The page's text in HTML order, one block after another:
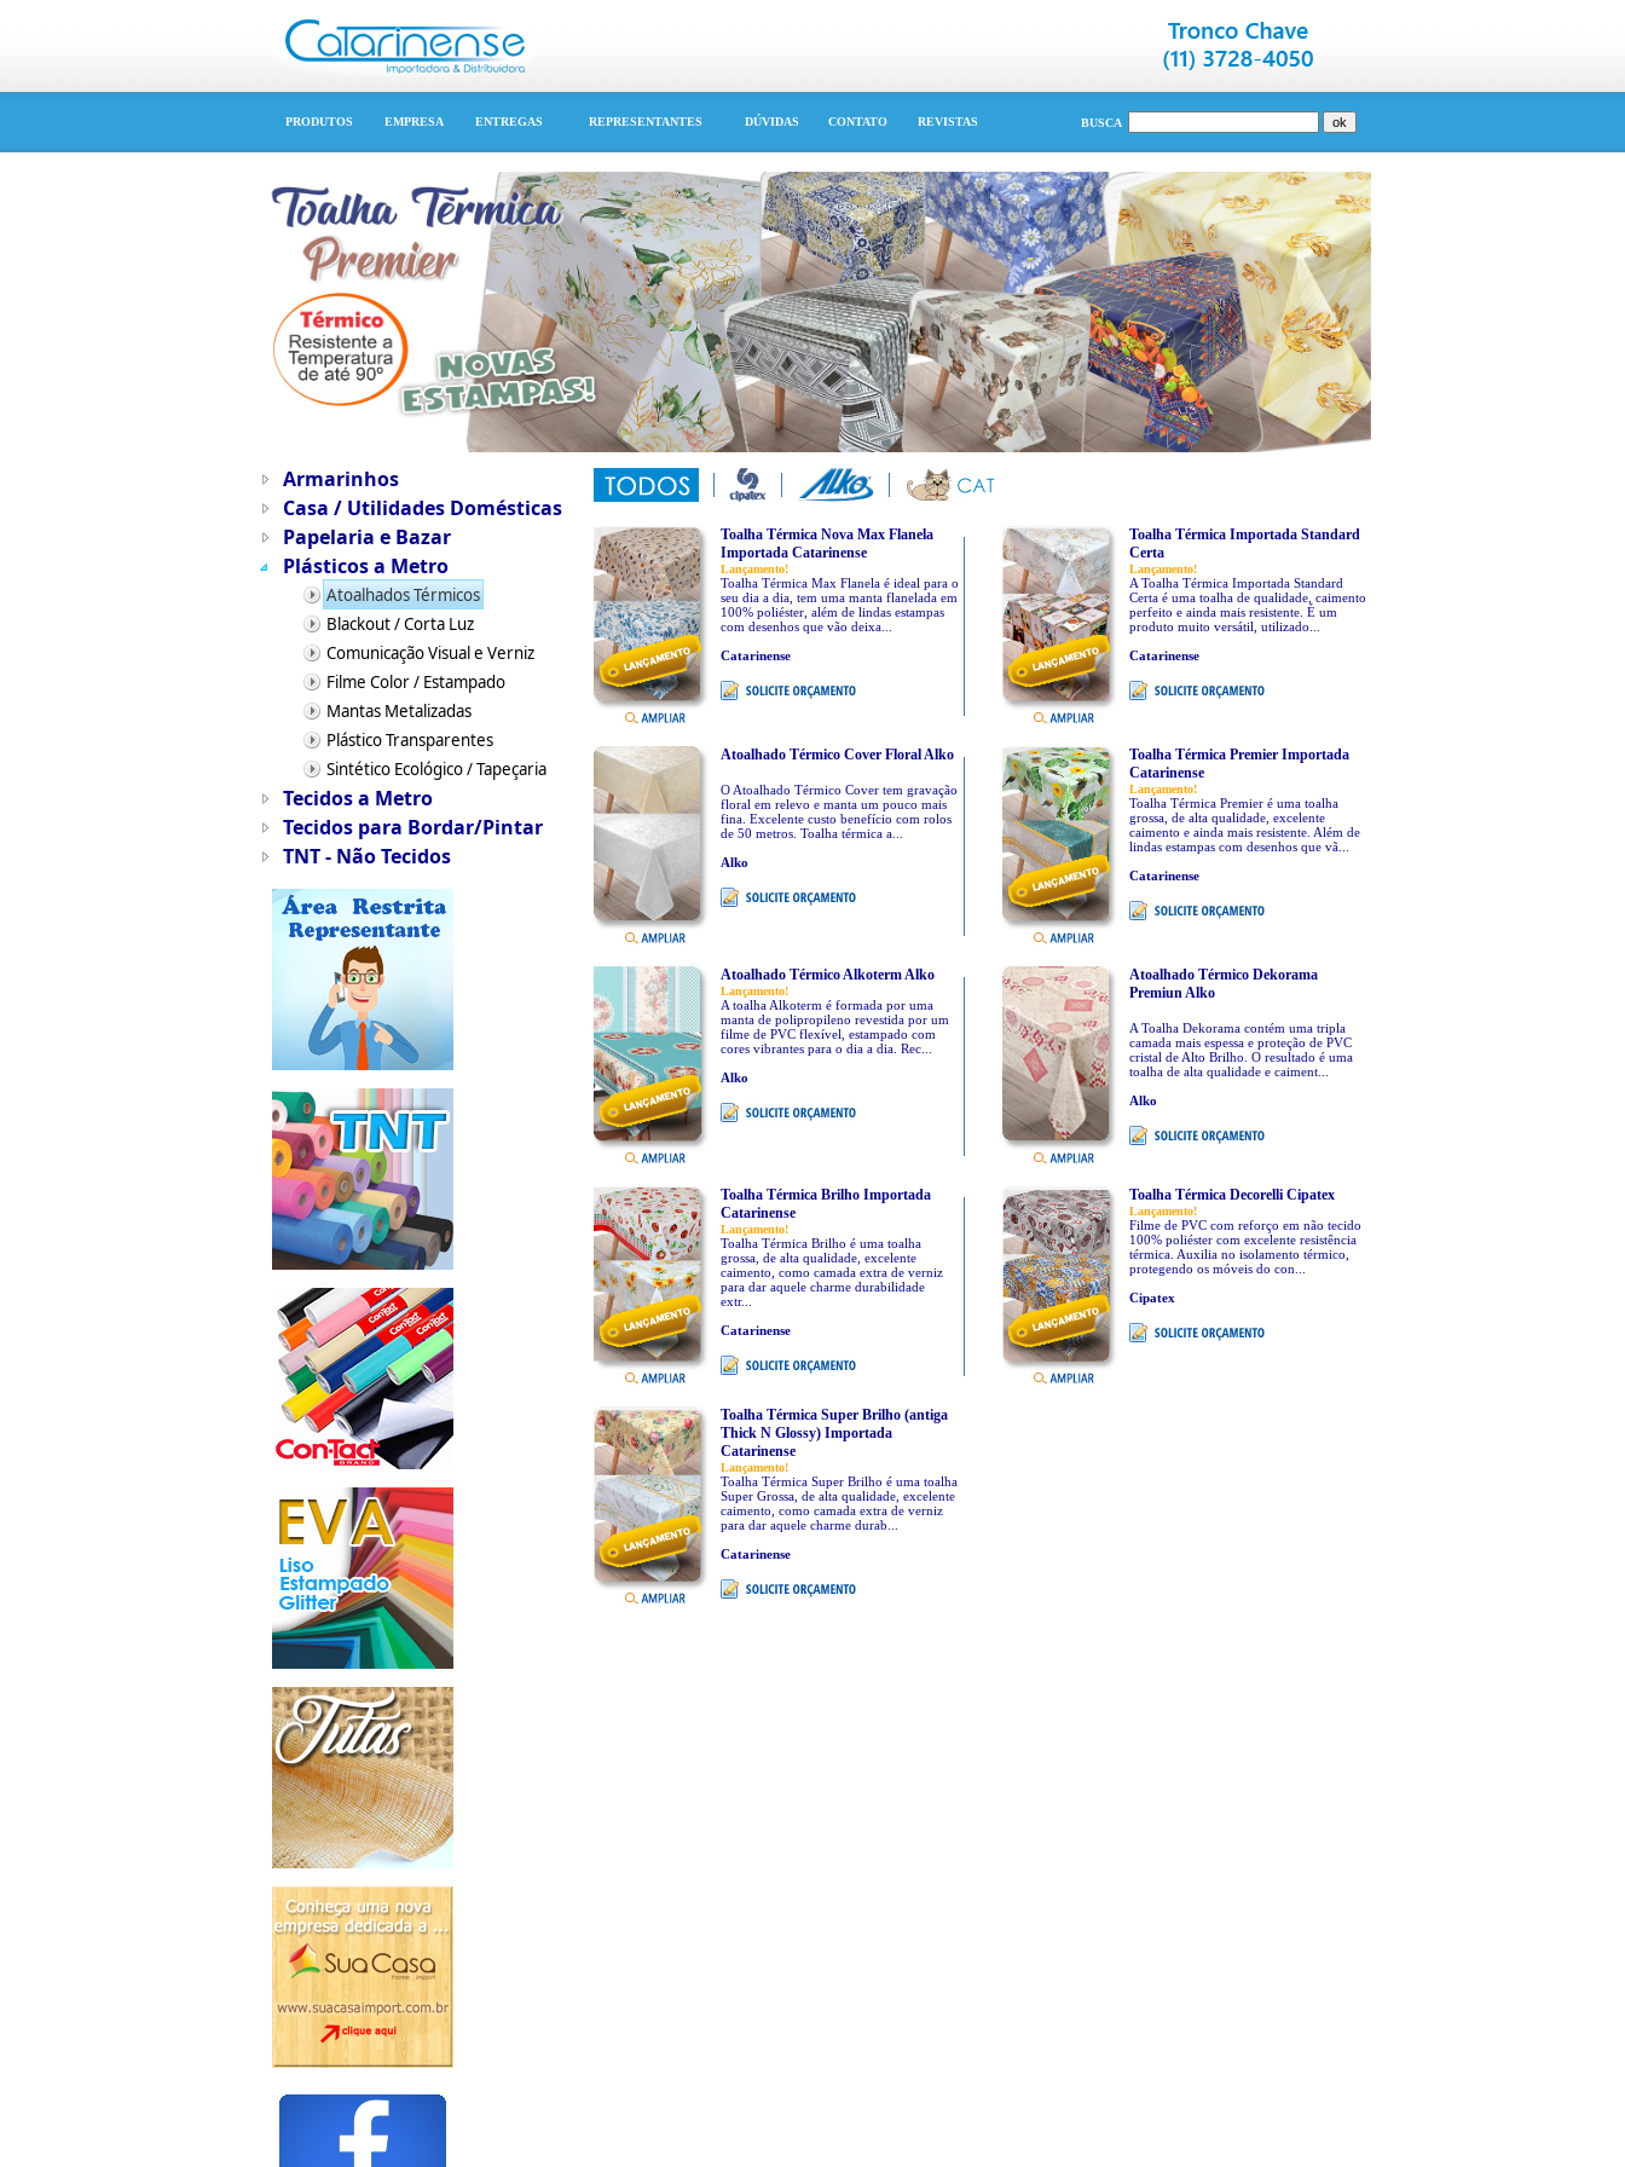
PRODUTOS EMPRESA ENTREGAS REPRESENTANTES DÚVIDAS CONTATO REVISTAS BUSCA
Armarinhos
Casa / Utilidades Domésticas
Papelaria e Bazar
Plásticos a Metro
Atoalhados Térmicos
Blackout / Corta Luz
Comunicação Visual e Verniz
Filme Color / Estampado
Mantas Metalizadas
Plástico Transparentes
Sintético Ecológico / Tapeçaria
Tecidos a Metro
Tecidos para Bordar/Pintar
TNT - Não Tecidos
Toalha Térmica Nova Max Flanela
Importada Catarinense
Lançamento!
Toalha Térmica Max Flanela é ideal para o
seu dia a dia, tem uma manta flanelada em
100% poliéster, além de lindas estampas
com desenhos que vão deixa...
Catarinense
Toalha Térmica Importada Standard
Certa
Lançamento!
A Toalha Térmica Importada Standard
Certa é uma toalha de qualidade, caimento
perfeito e ainda mais resistente. É um
produto muito versátil, utilizado...
Catarinense
Atoalhado Térmico Cover Floral Alko
O Atoalhado Térmico Cover tem gravação
floral em relevo e manta um pouco mais
fina. Excelente custo benefício com rolos
de 50 metros. Toalha térmica a...
Alko
Toalha Térmica Premier Importada
Catarinense
Lançamento!
Toalha Térmica Premier é uma toalha
grossa, de alta qualidade, excelente
caimento e ainda mais resistente. Além de
lindas estampas com desenhos que vã...
Catarinense
Atoalhado Térmico Alkoterm Alko
Lançamento!
A toalha Alkoterm é formada por uma
manta de polipropileno revestida por um
filme de PVC flexível, estampado com
cores vibrantes para o dia a dia. Rec...
Alko
Atoalhado Térmico Dekorama
Premiun Alko
A Toalha Dekorama contém uma tripla
camada mais espessa e proteção de PVC
cristal de Alto Brilho. O resultado é uma
toalha de alta qualidade e caiment...
Alko
Toalha Térmica Brilho Importada
Catarinense
Lançamento!
Toalha Térmica Brilho é uma toalha
grossa, de alta qualidade, excelente
caimento, como camada extra de verniz
para dar aquele charme durabilidade
extr...
Catarinense
Toalha Térmica Decorelli Cipatex
Lançamento!
Filme de PVC com reforço em não tecido
100% poliéster com excelente resistência
térmica. Auxilia no isolamento térmico,
protegendo os móveis do con...
Cipatex
Toalha Térmica Super Brilho (antiga
Thick N Glossy) Importada
Catarinense
Lançamento!
Toalha Térmica Super Brilho é uma toalha
Super Grossa, de alta qualidade, excelente
caimento, como camada extra de verniz
para dar aquele charme durab...
Catarinense